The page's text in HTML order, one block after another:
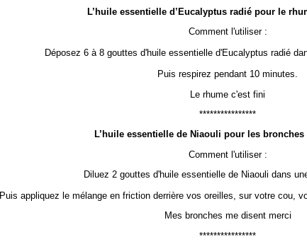
L’huile essentielle d’Eucalyptus radié pour le
Comment l'utiliser :
Déposez 6 à 8 gouttes d'huile essentielle d'Eucalyptus radié
Puis respirez pendant 10 minutes.
Le rhume c'est fini
****************
L’huile essentielle de Niaouli pour les bronches
Comment l'utiliser :
Diluez 2 gouttes d'huile essentielle de Niaouli dans
Puis appliquez le mélange en friction derrière vos oreilles, sur votre cou,
Mes bronches me disent merci
****************